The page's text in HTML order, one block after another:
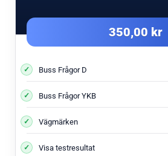
350,00 kr
Buss Frågor D
Buss Frågor YKB
Vägmärken
Visa testresultat